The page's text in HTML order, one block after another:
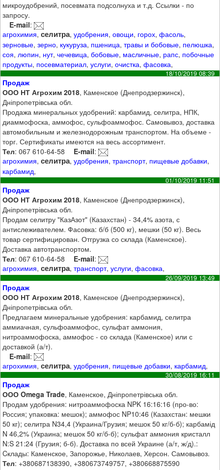
микроудобрений, посевмата подсолнуха и т.д. Ссылки - по
запросу.
E-mail:
агрохимия,селитра,удобрения,овощи, горох,фасоль,
зерновые,зерно, кукуруза, пшеница,травы и бобовые, пелюшка,
соя, люпин, нут,чечевица,бобовые, масличные, рапс, побочные
продукты, посевматериал,услуги,очистка,фасовка,
18/10/2019 08:39
Продаж
ООО НТ Агрохим 2018, Каменское (Днепродзержинск),
Дніпропетрівська обл.
Продажа минеральных удобрений: карбамид, селитра, НПК,
диаммофоска, аммофос, сульфоаммофос. Самовывоз, доставка
автомобильным и железнодорожным транспортом. На объеме -
торг. Сертификаты имеются на весь ассортимент.
Тел: 067 610-64-58 E-mail:
агрохимия,селитра,удобрения,транспорт, пищевые добавки,
карбамид,
01/10/2019 11:51
Продаж
ООО НТ Агрохим 2018, Каменское (Днепродзержинск),
Дніпропетрівська обл.
Продам селитру "КазАзот" (Казахстан) - 34,4% азота, с
антислеживателем. Фасовка: б/б (500 кг), мешки (50 кг). Весь
товар сертифицирован. Отгрузка со склада (Каменское).
Доставка автотранспортом.
Тел: 067 610-64-58 E-mail:
агрохимия,селитра,транспорт,услуги,фасовка,
26/09/2019 13:49
Продаж
ООО НТ Агрохим 2018, Каменское (Днепродзержинск),
Дніпропетрівська обл.
Предлагаем минеральные удобрения: карбамид, селитра
аммиачная, сульфоаммофос, сульфат аммония,
нитроаммофоска, аммофос - со склада (Каменское) или с
доставкой (а/т).
E-mail:
агрохимия,селитра,удобрения, пищевые добавки, карбамид,
30/08/2019 16:11
Продаж
ООО Omega Trade, Каменское, Дніпропетрівська обл.
Продам удобрения: нитроаммофоска NPK 16:16:16 (про-во:
Россия; упаковка: мешок); аммофос NP10:46 (Казахстан: мешки
50 кг); селитра N34,4 (Украина/Грузия; мешок 50 кг/б-б); карбамід
N 46,2% (Украина; мешок 50 кг/б-б); сульфат аммония кристалл
N:S 21:24 (Грузия; б-б). Доставка по всей Украине (а/т, ж/д).:
Cклады: Каменское, Запорожье, Николаев, Херсон. Самовывоз.
Тел: +380687138390, +380673749757, +380668875590